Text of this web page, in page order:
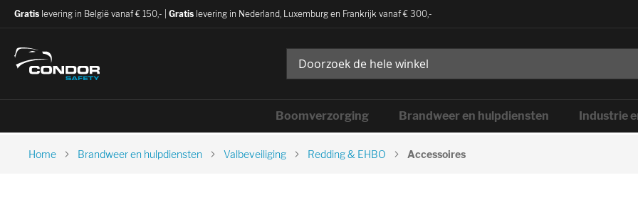
Gratis levering in België vanaf € 150,- | Gratis levering in Nederland, Luxemburg en Frankrijk vanaf € 300,-
Boomverzorging Brandweer en hulpdiensten Industrie
Home Brandweer en hulpdiensten Valbeveiliging Redding & EHBO Accessoires